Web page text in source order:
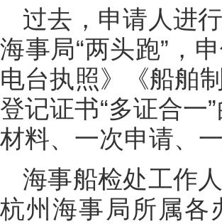
过去，申请人进
海事局“两头跑”，
电台执照》《船舶
登记证书“多证合一
材料、一次申请、
海事船检处工作
杭州海事局所属各